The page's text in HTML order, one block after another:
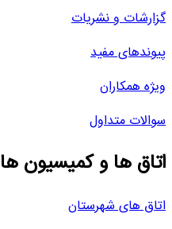
گزارشات و نشریات
پیوندهای مفید
ویژه همکاران
سوالات متداول
اتاق ها و کمیسیون ها
اتاق های شهرستان